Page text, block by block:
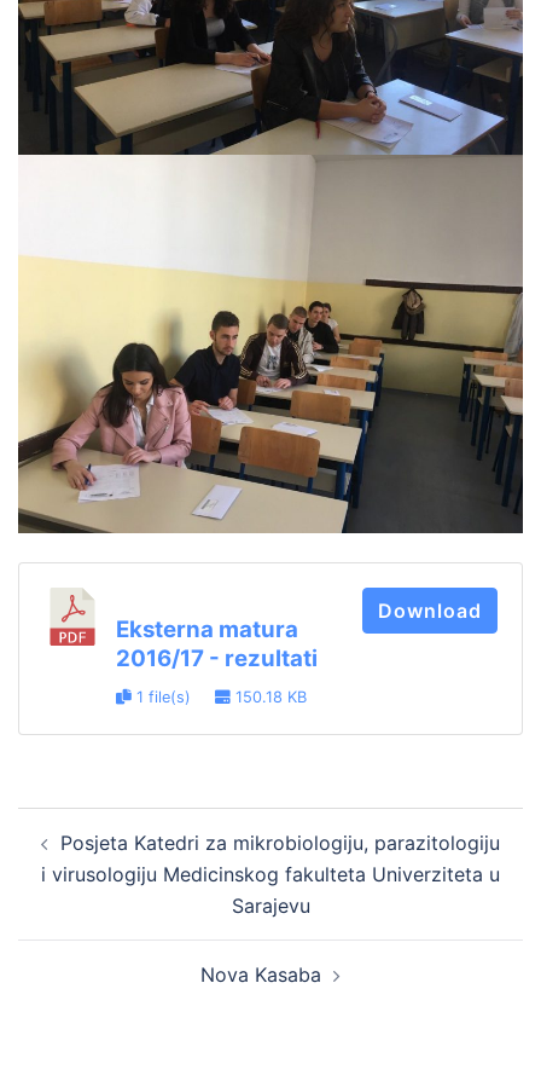
Eksterna matura
2016/17 - rezultati
1 file(s) 150.18 KB
Download
navigation
Posjeta Katedri za mikrobiologiju, parazitologiju
i virusologiju Medicinskog fakulteta Univerziteta u
Sarajevu
Nova Kasaba